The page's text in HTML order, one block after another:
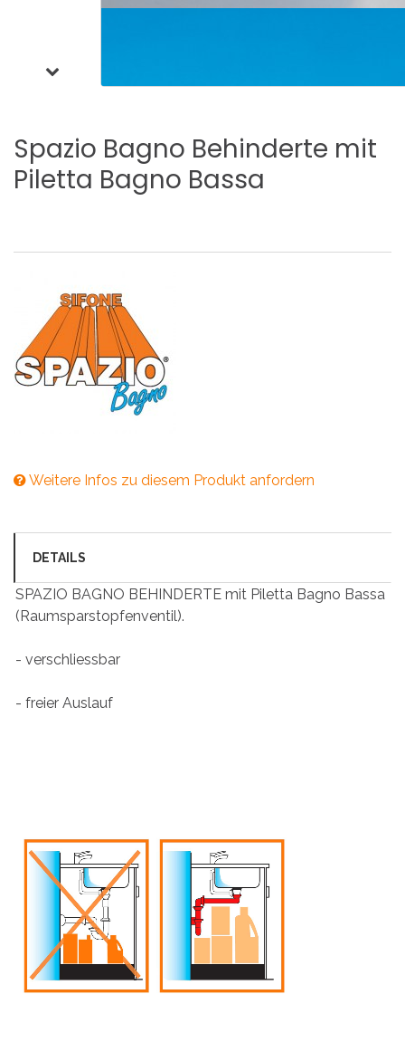
Spazio Bagno Behinderte mit
Piletta Bagno Bassa
Weitere Infos zu diesem Produkt anfordern
DETAILS
SPAZIO BAGNO BEHINDERTE mit Piletta Bagno Bassa
(Raumsparstopfenventil).
- verschliessbar
- freier Auslauf